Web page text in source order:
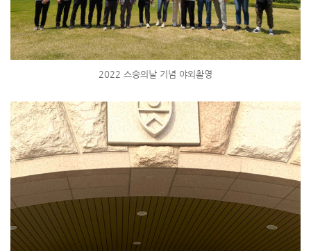
2022 스승의날 기념 야외촬영